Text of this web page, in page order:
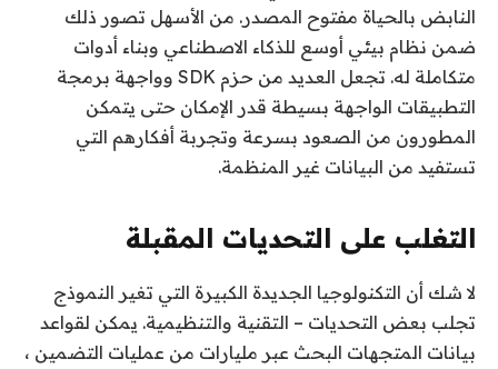
النابض بالحياة مفتوح المصدر. من الأسهل تصور ذلك
ضمن نظام بيئي أوسع للذكاء الاصطناعي وبناء أدوات
متكاملة له. تجعل العديد من حزم SDK وواجهة برمجة
التطبيقات الواجهة بسيطة قدر الإمكان حتى يتمكن
المطورون من الصعود بسرعة وتجربة أفكارهم التي
تستفيد من البيانات غير المنظمة.
التغلب على التحديات المقبلة
لا شك أن التكنولوجيا الجديدة الكبيرة التي تغير النموذج
تجلب بعض التحديات – التقنية والتنظيمية. يمكن لقواعد
بيانات المتجهات البحث عبر مليارات من عمليات التضمين ،